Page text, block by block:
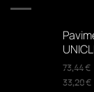
73,44€
33,20€